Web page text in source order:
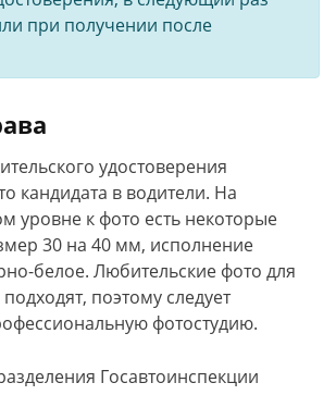
при получении после
удостоверения
кандидата в водители. На
уровне к фото есть некоторые
30 на 40 мм, исполнение
белое. Любительские фото для
поэтому следует
фотостудию.
Госавтоинспекции